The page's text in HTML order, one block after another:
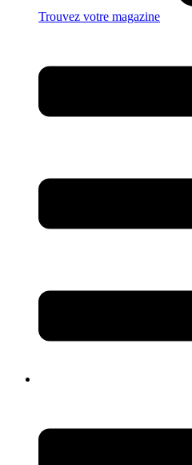
Trouvez votre magazine